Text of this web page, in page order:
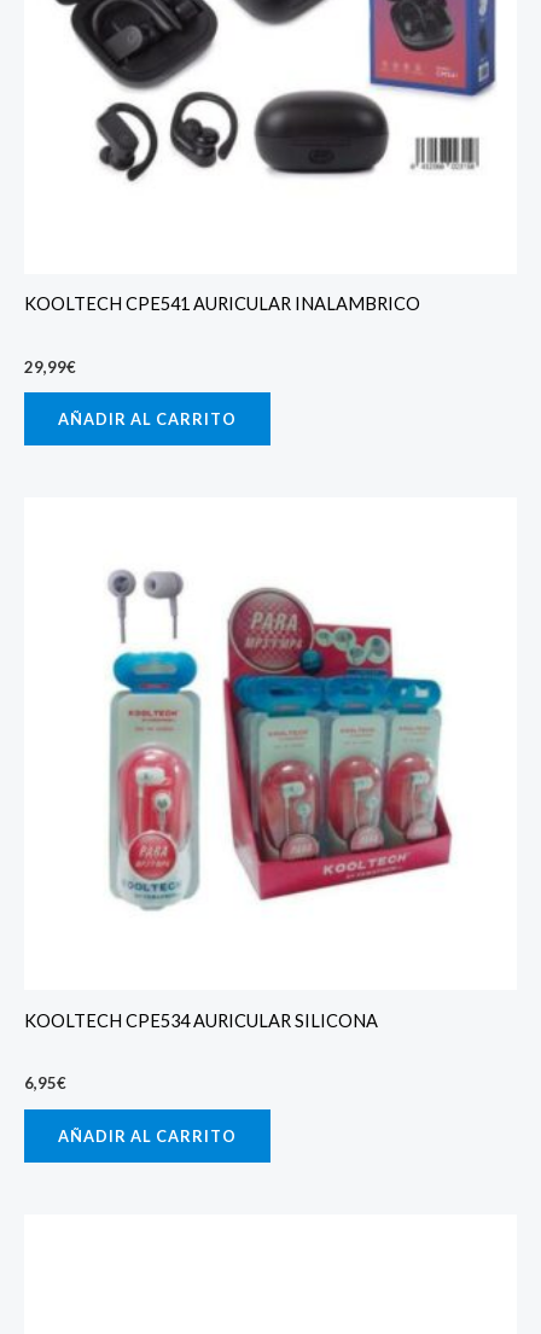
KOOLTECH CPE541 AURICULAR INALAMBRICO
29,99€
AÑADIR AL CARRITO
KOOLTECH CPE534 AURICULAR SILICONA
6,95€
AÑADIR AL CARRITO